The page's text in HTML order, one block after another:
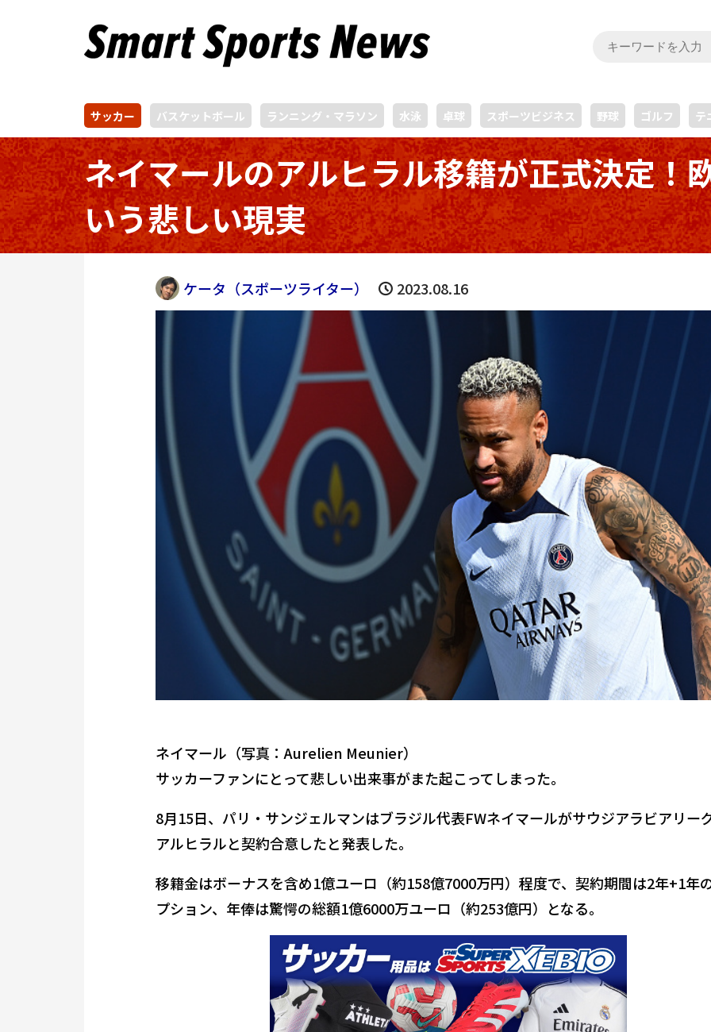
サッカー バスケットボール ランニング・マラソン 水泳 卓球 スポーツビジネス 野球 ゴルフ テ
ネイマールのアルヒラル移籍が正式決定！
いう悲しい現実
ケータ（スポーツライター） 2023.08.16
ネイマール（写真：Aurelien Meunier）
サッカーファンにとって悲しい出来事がまた起こってしまった。
8月15日、パリ・サンジェルマンはブラジル代表FWネイマールがサウジアラビアリー
アルヒラルと契約合意したと発表した。
移籍金はボーナスを含め1億ユーロ（約158億7000万円）程度で、契約期間は2年+1年
プション、年俸は驚愕の総額1億6000万ユーロ（約253億円）となる。